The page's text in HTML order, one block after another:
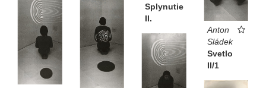
Splynutie
II.
Anton
Sládek
Svetlo
II/1